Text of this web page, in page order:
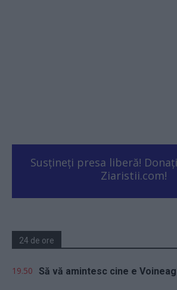
Susțineți presa liberă!
Ziaristii.com!
24 de ore
19.50 Să vă amintesc cine e Voineag